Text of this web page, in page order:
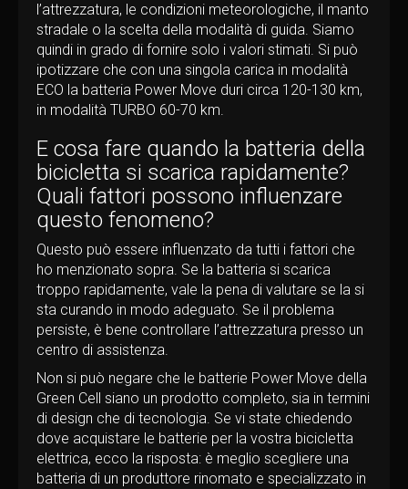
l’attrezzatura, le condizioni meteorologiche, il manto
stradale o la scelta della modalità di guida. Siamo
quindi in grado di fornire solo i valori stimati. Si può
ipotizzare che con una singola carica in modalità
ECO la batteria Power Move duri circa 120-130 km,
in modalità TURBO 60-70 km.
E cosa fare quando la batteria della
bicicletta si scarica rapidamente?
Quali fattori possono influenzare
questo fenomeno?
Questo può essere influenzato da tutti i fattori che
ho menzionato sopra. Se la batteria si scarica
troppo rapidamente, vale la pena di valutare se la si
sta curando in modo adeguato. Se il problema
persiste, è bene controllare l’attrezzatura presso un
centro di assistenza.
Non si può negare che le batterie Power Move della
Green Cell siano un prodotto completo, sia in termini
di design che di tecnologia. Se vi state chiedendo
dove acquistare le batterie per la vostra bicicletta
elettrica, ecco la risposta: è meglio scegliere una
batteria di un produttore rinomato e specializzato in